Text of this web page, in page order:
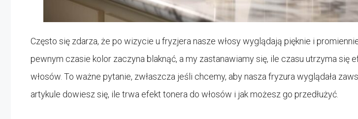
Często się zdarza, że po wizycie u fryzjera nasze włosy wyglądają pięknie i
pewnym czasie kolor zaczyna blaknąć, a my zastanawiamy się, ile czasu utrzyma się
włosów. To ważne pytanie, zwłaszcza jeśli chcemy, aby nasza fryzura wyglądała
artykule dowiesz się, ile trwa efekt tonera do włosów i jak możesz go przedłużyć.